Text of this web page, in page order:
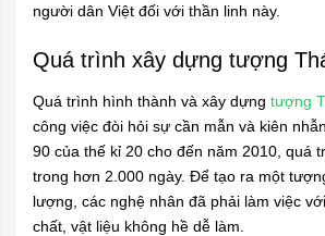
người dân Việt đối với thần linh này.
Quá trình xây dựng tượng
Quá trình hình thành và xây dựng tượng
công việc đòi hỏi sự cần mẫn và kiên
90 của thế kỉ 20 cho đến năm 2010, quá
trong hơn 2.000 ngày. Để tạo ra một
lượng, các nghệ nhân đã phải làm việc
chất, vật liệu không hề dễ làm.